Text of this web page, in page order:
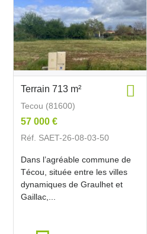
Terrain 713 m²
Tecou (81600)
57 000 €
Réf. SAET-26-08-03-50
Dans l’agréable commune de
Técou, située entre les villes
dynamiques de Graulhet et
Gaillac,...